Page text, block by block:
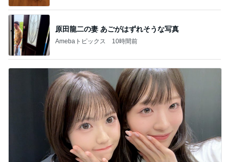
原田龍二の妻 あごがはずれそうな写真
Amebaトピックス 10時間前